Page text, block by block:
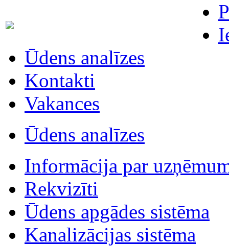
Ūdens analīzes
Kontakti
Vakances
Ūdens analīzes
Informācija par
Rekvizīti
Ūdens apgādes sistēma
Kanalizācijas sistēma